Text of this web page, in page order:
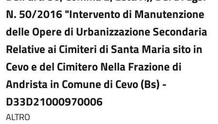
N. 50/2016 "Intervento di Manutenzione
delle Opere di Urbanizzazione Secondaria
Relative ai Cimiteri di Santa Maria sito in
Cevo e del Cimitero Nella Frazione di
Andrista in Comune di Cevo (Bs) -
D33D21000970006
ALTRO